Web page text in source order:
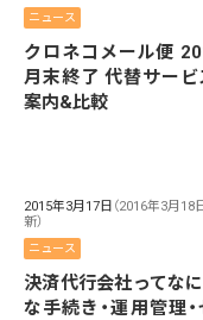
ニュース
クロネコメール便
月末終了 代替サービ
案内&比較
2015年3月17日 （2016年3月18
新）
ニュース
決済代行会社ってな
な手続き・運用管理